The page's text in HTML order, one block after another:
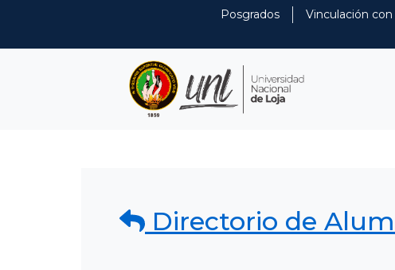
Posgrados Vinculación
Directorio de